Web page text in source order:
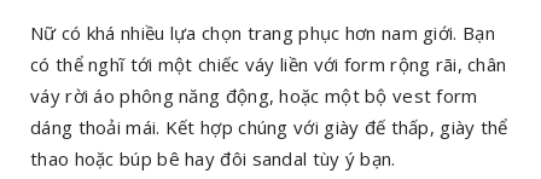
Nữ có khá nhiều lựa chọn trang phục hơn nam giới. Bạn
có thể nghĩ tới một chiếc váy liền với form rộng rãi, chân
váy rời áo phông năng động, hoặc một bộ vest form
dáng thoải mái. Kết hợp chúng với giày đế thấp, giày thể
thao hoặc búp bê hay đôi sandal tùy ý bạn.